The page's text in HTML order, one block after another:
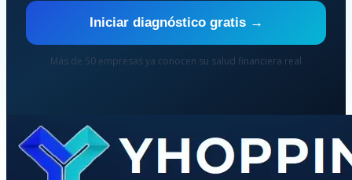
Iniciar diagnóstico gratis →
Más de 50 empresas ya conocen su salud financiera real